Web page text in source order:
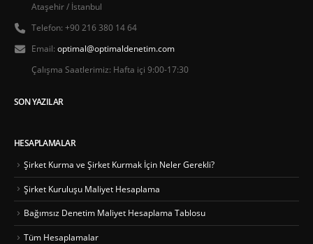
Ataşehir / İstanbul
Telefon: +90 216 380 14 64
Email: optimal@optimaldenetim.com
Çalışma Saatlerimiz: Hafta içi 9:00-17:30
SON YAZILAR
HESAPLAMALAR
Şirket Kurma ve Şirket Kurmak İçin Neler Gerekli?
Şirket Kuruluşu Maliyet Hesaplama
Bağımsız Denetim Maliyet Hesaplama Tablosu
Tüm Hesaplamalar